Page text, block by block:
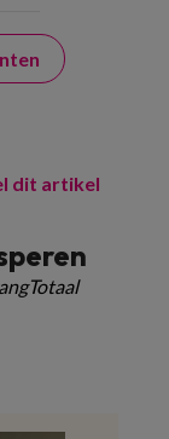
dit artikel